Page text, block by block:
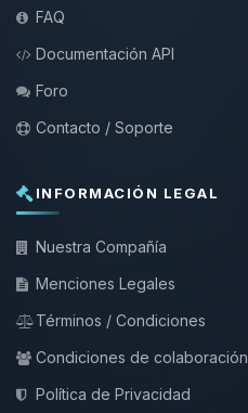
FAQ
Documentación API
Foro
Contacto / Soporte
INFORMACIÓN LEGAL
Nuestra Compañía
Menciones Legales
Términos / Condiciones
Condiciones de colaboración
Política de Privacidad